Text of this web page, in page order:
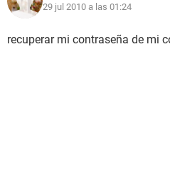
29 jul 2010 a las 01:24
recuperar mi contraseña de mi